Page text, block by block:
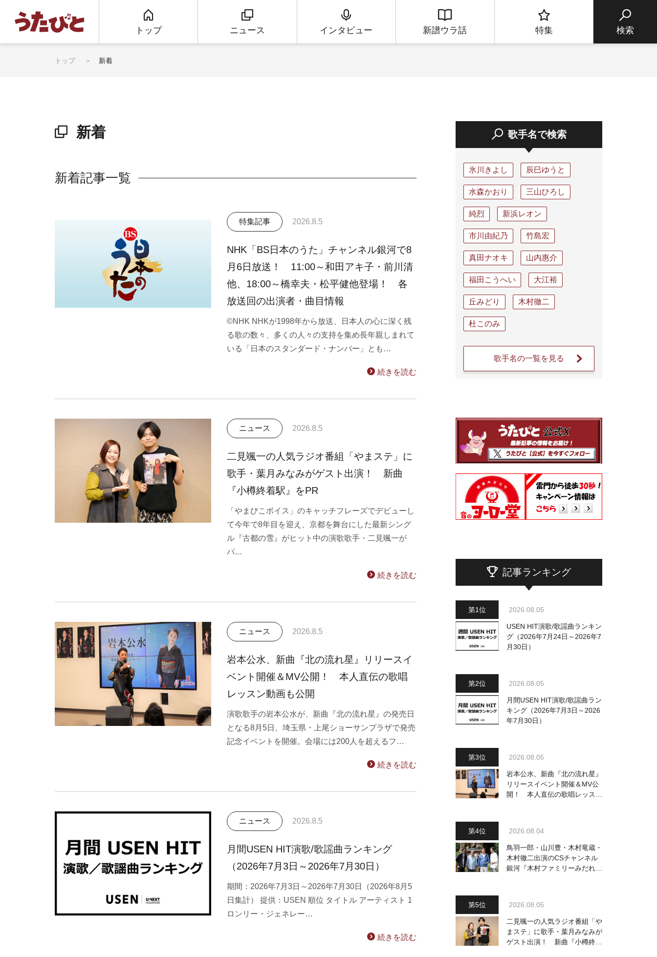
トップ ニュース インタビュー 新譜ウラ話 特集 検索
トップ 新着
新着
新着記事一覧
特集記事 2026.8.5
NHK「BS日本のうた」チャンネル銀河で8
月6日放送！ 11:00～和田アキ子・前川清
他、18:00～橋幸夫・松平健他登場！ 各
放送回の出演者・曲目情報
©NHK NHKが1998年から放送、日本人の心に深く残
る歌の数々、多くの人々の支持を集め長年親しまれて
いる「日本のスタンダード・ナンバー」とも…
続きを読む
ニュース 2026.8.5
二見颯一の人気ラジオ番組「やまステ」に
歌手・葉月みなみがゲスト出演！ 新曲
『小樽終着駅』をPR
「やまびこボイス」のキャッチフレーズでデビューし
て今年で8年目を迎え、京都を舞台にした最新シング
ル『古都の雪』がヒット中の演歌歌手・二見颯一が
パ…
続きを読む
ニュース 2026.8.5
岩本公水、新曲『北の流れ星』リリースイ
ベント開催＆MV公開！ 本人直伝の歌唱
レッスン動画も公開
演歌歌手の岩本公水が、新曲『北の流れ星』の発売日
となる8月5日、埼玉県・上尾ショーサンプラザで発売
記念イベントを開催。会場には200人を超えるフ…
続きを読む
ニュース 2026.8.5
月間USEN HIT演歌/歌謡曲ランキング
（2026年7月3日～2026年7月30日）
期間：2026年7月3日～2026年7月30日（2026年8月5
日集計） 提供：USEN 順位 タイトル アーティスト 1
ロンリー・ジェネレー…
続きを読む
歌手名で検索
氷川きよし 辰巳ゆうと
水森かおり 三山ひろし
純烈 新浜レオン
市川由紀乃 竹島宏
真田ナオキ 山内惠介
福田こうへい 大江裕
丘みどり 木村徹二
杜このみ
歌手名の一覧を見る
記事ランキング
2026.08.05
USEN HIT演歌/歌謡曲ランキン
グ（2026年7月24日～2026年7
月30日）
2026.08.05
月間USEN HIT演歌/歌謡曲ラン
キング（2026年7月3日～2026
年7月30日）
2026.08.05
岩本公水、新曲『北の流れ星』
リリースイベント開催＆MV公
開！ 本人直伝の歌唱レッスン
2026.08.04
鳥羽一郎・山川豊・木村竜蔵・
木村徹二出演のCSチャンネル
銀河『木村ファミリーみだれ旅
2026.08.05
二見颯一の人気ラジオ番組「や
まステ」に歌手・葉月みなみが
ゲスト出演！ 新曲『小樽終着